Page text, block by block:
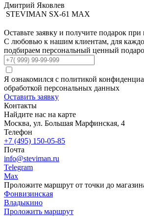
Дмитрий Яковлев
STEVIMAN SX-61 MAX
Оставьте заявку и получите подарок при
С любовью к нашим клиентам, для
подбираем персональный ценный
Я ознакомился с политикой
обработкой персональных данных
Оставить заявку
Контакты
Найдите нас на карте
Москва, ул. Большая Марфинская, 4
Телефон
+7 (495) 150-05-85
Почта
info@steviman.ru
Telegram
Max
Проложите маршрут от точки до
Фонвизинская
Владыкино
Проложить маршрут